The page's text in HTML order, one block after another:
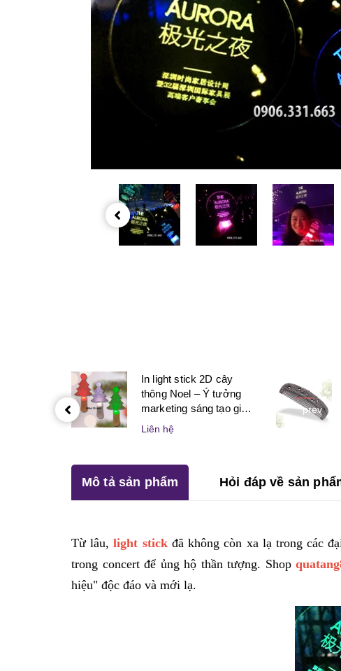
In light stick 2D cây
thông Noel – Ý tưởng
marketing sáng tạo giúp
doanh nghiệp bùng nổ
mùa lễ hội
Liên hệ
prev
Mô tả sản phẩm Hỏi đáp về sản
Từ lâu,light stick đã không còn xa lạ trong các
trong concert để ủng hộ thần tượng. Shop
hiệu" độc đáo và mới lạ.